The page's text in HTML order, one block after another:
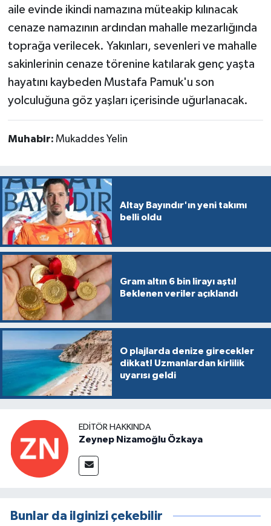
aile evinde ikindi namazına müteakip kılınacak
cenaze namazının ardından mahalle mezarlığında
toprağa verilecek. Yakınları, sevenleri ve mahalle
sakinlerinin cenaze törenine katılarak genç yaşta
hayatını kaybeden Mustafa Pamuk'u son
yolculuğuna göz yaşları içerisinde uğurlanacak.
Muhabir: Mukaddes Yelin
Altay Bayındır'ın yeni takımı
belli oldu
Gram altın 6 bin lirayı aştı!
Beklenen veriler açıklandı
O plajlarda denize girecekler
dikkat! Uzmanlardan kirlilik
uyarısı geldi
EDITÖR HAKKINDA
Zeynep Nizamoğlu Özkaya
Bunlar da ilginizi çekebilir